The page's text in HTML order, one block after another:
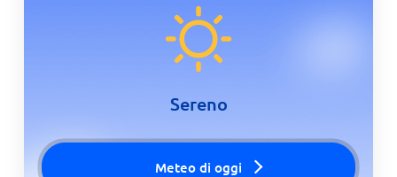
Sereno
Meteo di oggi